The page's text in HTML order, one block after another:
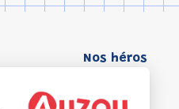
Nos héros
P'tit Loup